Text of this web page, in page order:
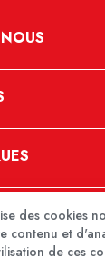
des cookies
contenu et
de ces